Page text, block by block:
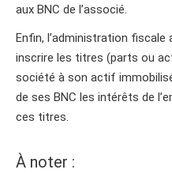
aux BNC de l’associé.
Enfin, l’administration fiscale
inscrire les titres (parts ou
société à son actif
de ses BNC les intérêts de
ces titres.
À noter :